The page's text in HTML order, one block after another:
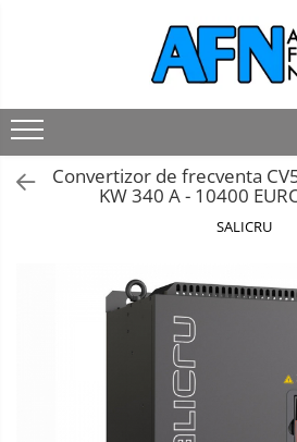
Convertizor de frecventa
KW 340 A - 10400
SALICRU